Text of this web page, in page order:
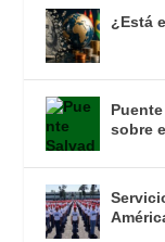
¿Está
sobre